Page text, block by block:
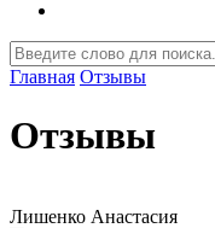
Главная Отзывы
Отзывы
Лишенко Анастасия